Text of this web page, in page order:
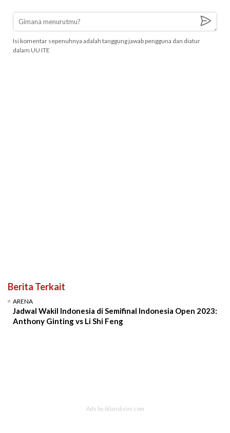
Isi komentar sepenuhnya adalah tanggung jawab pengguna dan diatur
dalam UU ITE
Berita Terkait
ARENA
Jadwal Wakil Indonesia di Semifinal Indonesia Open 2023:
Anthony Ginting vs Li Shi Feng